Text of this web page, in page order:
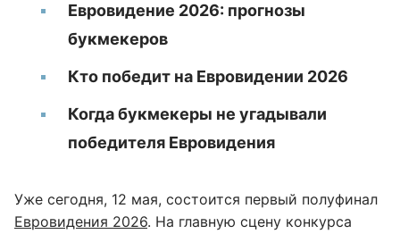
Евровидение 2026: прогнозы
букмекеров
Кто победит на Евровидении 2026
Когда букмекеры не угадывали
победителя Евровидения
Уже сегодня, 12 мая, состоится первый полуфинал
Евровидения 2026. На главную сцену конкурса